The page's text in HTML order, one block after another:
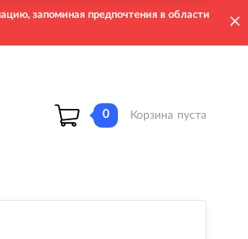
запоминая предпочтения в области
0 Корзина пуста